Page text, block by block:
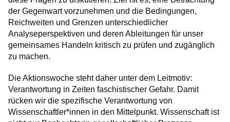
der Gegenwart vorzunehmen und die Bedingungen,
Reichweiten und Grenzen unterschiedlicher
Analyseperspektiven und deren Ableitungen für unser
gemeinsames Handeln kritisch zu prüfen und zugänglich
zu machen.
Die Aktionswoche steht daher unter dem Leitmotiv:
Verantwortung in Zeiten faschistischer Gefahr. Damit
rücken wir die spezifische Verantwortung von
Wissenschaftler*innen in den Mittelpunkt. Wissenschaft ist